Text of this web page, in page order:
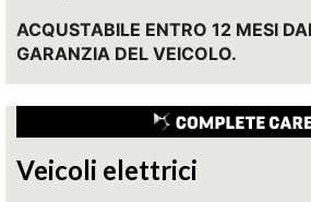
ACQUSTABILE ENTRO 12 MESI
GARANZIA DEL VEICOLO.
Veicoli elettrici